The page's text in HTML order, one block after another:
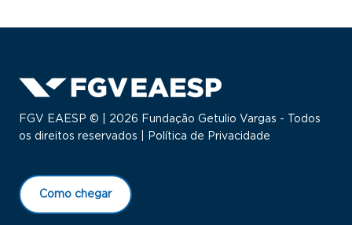
FGV EAESP © | 2026 Fundação Getulio Vargas - Todos
os direitos reservados |
Política de Privacidade
Como chegar